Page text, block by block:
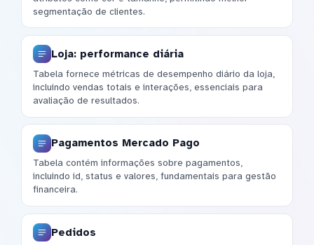
segmentação de clientes.
Loja: performance diária
Tabela fornece métricas de desempenho diário da loja,
incluindo vendas totais e interações, essenciais para
avaliação de resultados.
Pagamentos Mercado Pago
Tabela contém informações sobre pagamentos,
incluindo id, status e valores, fundamentais para gestão
financeira.
Pedidos